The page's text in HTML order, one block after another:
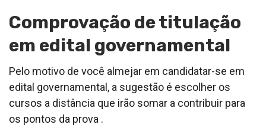
Comprovação de titulação
em edital governamental
Pelo motivo de você almejar em candidatar-se em
edital governamental, a sugestão é escolher os
cursos a distância que irão somar a contribuir para
os pontos da prova .